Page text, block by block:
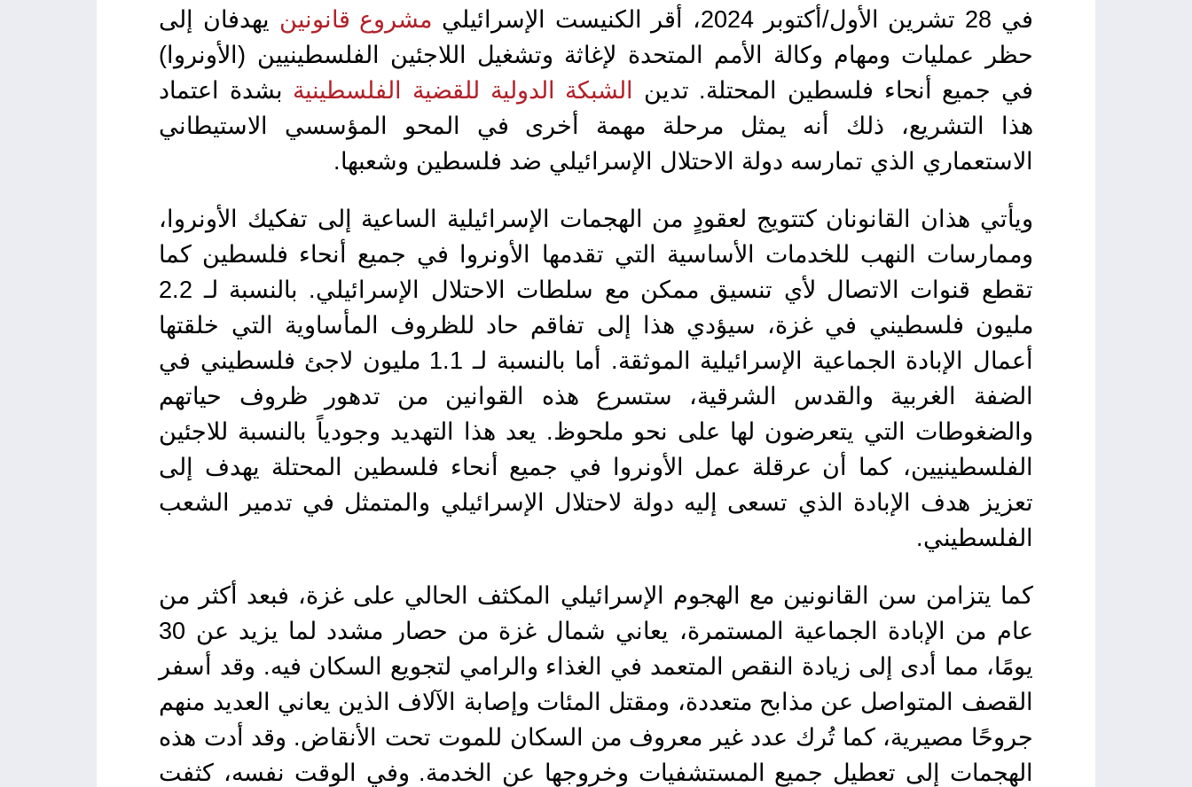
في 28 تشرين الأول/أكتوبر 2024، أقر الكنيست الإسرائيلي مشروع قانونين يهدفان إلى
حظر عمليات ومهام وكالة الأمم المتحدة لإغاثة وتشغيل اللاجئين الفلسطينيين (الأونروا)
في جميع أنحاء فلسطين المحتلة. تدين الشبكة الدولية للقضية الفلسطينية بشدة اعتماد
هذا التشريع، ذلك أنه يمثل مرحلة مهمة أخرى في المحو المؤسسي الاستيطاني
الاستعماري الذي تمارسه دولة الاحتلال الإسرائيلي ضد فلسطين وشعبها.
ويأتي هذان القانونان كتتويج لعقودٍ من الهجمات الإسرائيلية الساعية إلى تفكيك الأونروا،
وممارسات النهب للخدمات الأساسية التي تقدمها الأونروا في جميع أنحاء فلسطين كما
تقطع قنوات الاتصال لأي تنسيق ممكن مع سلطات الاحتلال الإسرائيلي. بالنسبة لـ 2.2
مليون فلسطيني في غزة، سيؤدي هذا إلى تفاقم حاد للظروف المأساوية التي خلقتها
أعمال الإبادة الجماعية الإسرائيلية الموثقة. أما بالنسبة لـ 1.1 مليون لاجئ فلسطيني في
الضفة الغربية والقدس الشرقية، ستسرع هذه القوانين من تدهور ظروف حياتهم
والضغوطات التي يتعرضون لها على نحو ملحوظ. يعد هذا التهديد وجودياً بالنسبة للاجئين
الفلسطينيين، كما أن عرقلة عمل الأونروا في جميع أنحاء فلسطين المحتلة يهدف إلى
تعزيز هدف الإبادة الذي تسعى إليه دولة لاحتلال الإسرائيلي والمتمثل في تدمير الشعب
الفلسطيني.
كما يتزامن سن القانونين مع الهجوم الإسرائيلي المكثف الحالي على غزة، فبعد أكثر من
عام من الإبادة الجماعية المستمرة، يعاني شمال غزة من حصار مشدد لما يزيد عن 30
يومًا، مما أدى إلى زيادة النقص المتعمد في الغذاء والرامي لتجويع السكان فيه. وقد أسفر
القصف المتواصل عن مذابح متعددة، ومقتل المئات وإصابة الآلاف الذين يعاني العديد منهم
جروحًا مصيرية، كما تُرك عدد غير معروف من السكان للموت تحت الأنقاض. وقد أدت هذه
الهجمات إلى تعطيل جميع المستشفيات وخروجها عن الخدمة. وفي الوقت نفسه، كثفت